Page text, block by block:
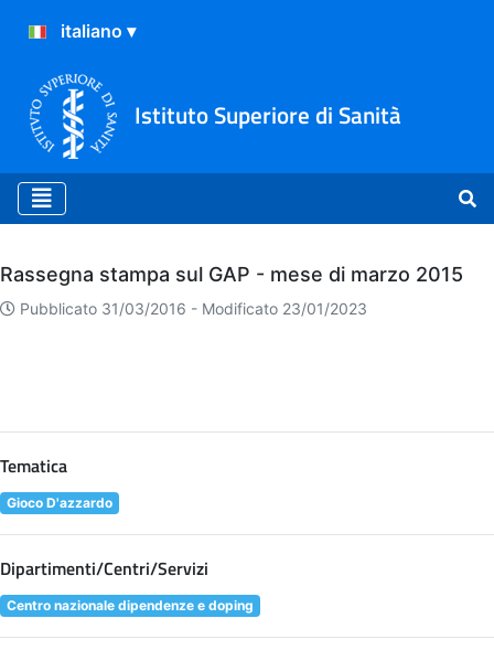
Istituto Superiore di Sanità
Archivio
Rassegna stampa sul GAP - mese di marzo 2015
Pubblicato 31/03/2016 - Modificato 23/01/2023
Tematica
Gioco D'azzardo
Dipartimenti/Centri/Servizi
Centro nazionale dipendenze e doping